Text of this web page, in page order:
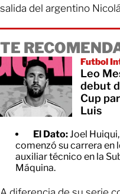
salida del argentino
TE
Futbol
Leo
debut
Cup
Luis
El Dato:Joel
comenzó su carrera en
auxiliar técnico en la
Máquina.